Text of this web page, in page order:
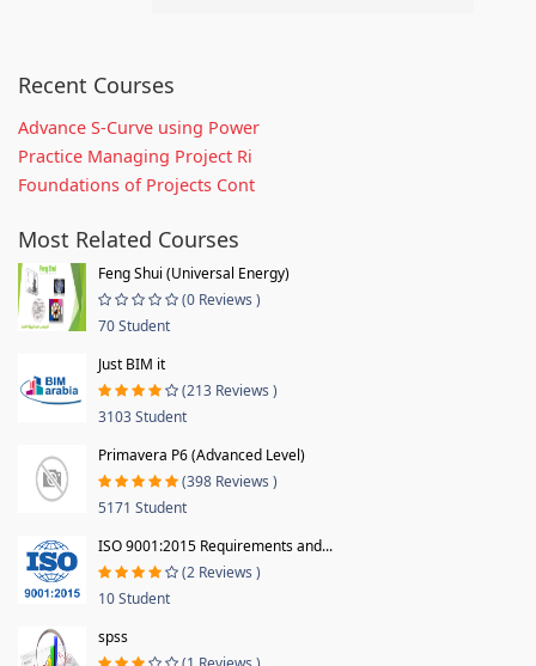
Recent Courses
Advance S-Curve using Power
Practice Managing Project Ri
Foundations of Projects Cont
Most Related Courses
Feng Shui (Universal Energy)
(0 Reviews )
70 Student
Just BIM it
(213 Reviews )
3103 Student
Primavera P6 (Advanced Level)
(398 Reviews )
5171 Student
ISO 9001:2015 Requirements and...
(2 Reviews )
10 Student
spss